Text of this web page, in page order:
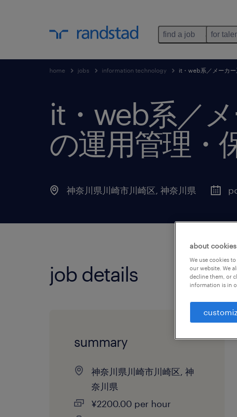
find a job for
home jobs information technology it・web系／メーカ
it・web系／
の運用管理・
神奈川県川崎市川崎区, 神奈川県
job details
summary
神奈川県川崎市川崎区, 神
奈川県
¥2200.00 per hour
about cookies
We use cookies
our website. We
decline them, or
information is in